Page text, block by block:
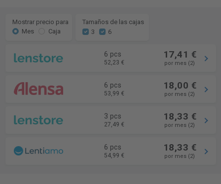
Mostrar precio para
Mes
Caja
Tamaños de las cajas
3
6
6 pcs
52,23 €
17,41 €
por mes (2)
6 pcs
53,99 €
18,00 €
por mes (2)
3 pcs
27,49 €
18,33 €
por mes (2)
6 pcs
54,99 €
18,33 €
por mes (2)